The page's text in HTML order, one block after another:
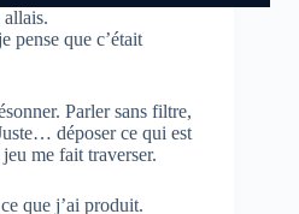
allais.
que c’était
Parler sans filtre,
déposer ce qui est
me fait traverser.
que j’ai produit.